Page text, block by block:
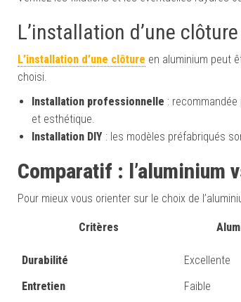
L’installation d’une
L’installation d’une clôture en aluminium peut
choisi.
Installation professionnelle :
et esthétique.
Installation DIY : les modèles préfabriqués
Comparatif : l’aluminium
Pour mieux vous orienter sur le choix de
Critères
Durabilité Excellente
Entretien
Faible